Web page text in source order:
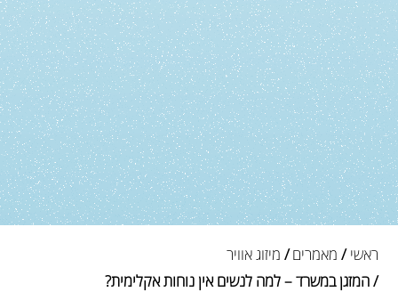
ראשי / מאמרים/ מיזוג אוויר
/ המזגן במשרד – למה לנשים אין נוחות אקלימית?